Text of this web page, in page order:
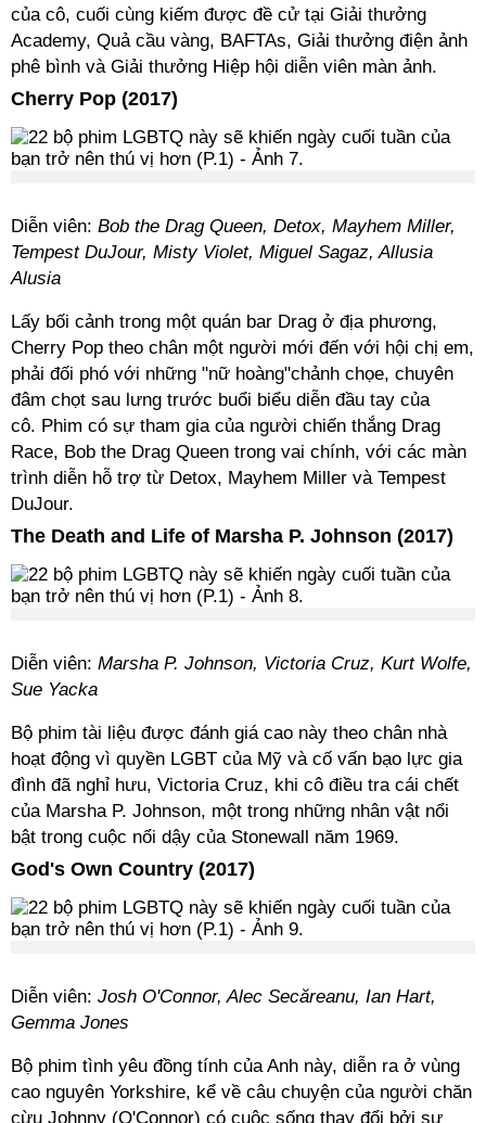
của cô, cuối cùng kiếm được đề cử tại Giải thưởng
Academy, Quả cầu vàng, BAFTAs, Giải thưởng điện ảnh
phê bình và Giải thưởng Hiệp hội diễn viên màn ảnh.
Cherry Pop (2017)
Diễn viên: Bob the Drag Queen, Detox, Mayhem Miller,
Tempest DuJour, Misty Violet, Miguel Sagaz, Allusia
Alusia
Lấy bối cảnh trong một quán bar Drag ở địa phương,
Cherry Pop theo chân một người mới đến với hội chị em,
phải đối phó với những "nữ hoàng"chảnh chọe, chuyên
đâm chọt sau lưng trước buổi biểu diễn đầu tay của
cô. Phim có sự tham gia của người chiến thắng Drag
Race, Bob the Drag Queen trong vai chính, với các màn
trình diễn hỗ trợ từ Detox, Mayhem Miller và Tempest
DuJour.
The Death and Life of Marsha P. Johnson (2017)
Diễn viên: Marsha P. Johnson, Victoria Cruz, Kurt Wolfe,
Sue Yacka
Bộ phim tài liệu được đánh giá cao này theo chân nhà
hoạt động vì quyền LGBT của Mỹ và cố vấn bạo lực gia
đình đã nghỉ hưu, Victoria Cruz, khi cô điều tra cái chết
của Marsha P. Johnson, một trong những nhân vật nổi
bật trong cuộc nổi dậy của Stonewall năm 1969.
God's Own Country (2017)
Diễn viên: Josh O'Connor, Alec Secăreanu, Ian Hart,
Gemma Jones
Bộ phim tình yêu đồng tính của Anh này, diễn ra ở vùng
cao nguyên Yorkshire, kể về câu chuyện của người chăn
cừu Johnny (O'Connor) có cuộc sống thay đổi bởi sự